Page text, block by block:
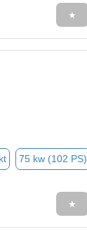
★
75 kw (102 PS)
★